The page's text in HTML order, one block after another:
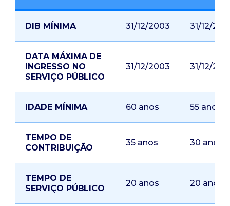
DIB MÍNIMA 31/12/2003 31/12/
DATA MÁXIMA DE
INGRESSO NO
SERVIÇO PÚBLICO
31/12/2003 31/12/
IDADE MÍNIMA 60 anos 55 anos
TEMPO DE
CONTRIBUIÇÃO
35 anos 30 anos
TEMPO DE
SERVIÇO PÚBLICO
20 anos 20 anos